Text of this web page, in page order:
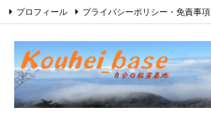
プロフィール プライバシーポリシー・免責事項